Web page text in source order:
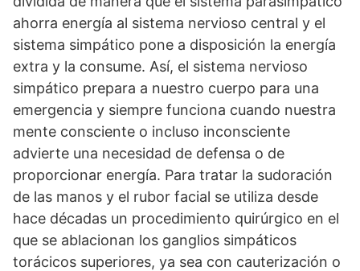
ahorra energía al sistema nervioso central y el
sistema simpático pone a disposición la energía
extra y la consume. Así, el sistema nervioso
simpático prepara a nuestro cuerpo para una
emergencia y siempre funciona cuando nuestra
mente consciente o incluso inconsciente
advierte una necesidad de defensa o de
proporcionar energía. Para tratar la sudoración
de las manos y el rubor facial se utiliza desde
hace décadas un procedimiento quirúrgico en el
que se ablacionan los ganglios simpáticos
torácicos superiores, ya sea con cauterización o